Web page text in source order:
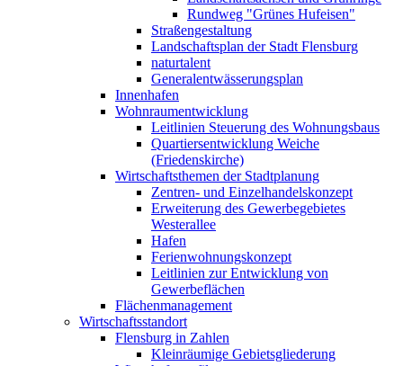
Rundweg "Grünes Hufeisen"
Straßengestaltung
Landschaftsplan der Stadt Flensburg
naturtalent
Generalentwässerungsplan
Innenhafen
Wohnraumentwicklung
Leitlinien Steuerung des Wohnungsbaus
Quartiersentwicklung Weiche
(Friedenskirche)
Wirtschaftsthemen der Stadtplanung
Zentren- und Einzelhandelskonzept
Erweiterung des Gewerbegebietes
Westerallee
Hafen
Ferienwohnungskonzept
Leitlinien zur Entwicklung von
Gewerbeflächen
Flächenmanagement
Wirtschaftsstandort
Flensburg in Zahlen
Kleinräumige Gebietsgliederung